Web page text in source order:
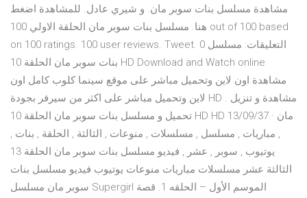
مشاهدة مسلسل بنات سوبر مان. و شيري عادل. للمشاهدة اضغط
هنا. مسلسل بنات سوبر مان الحلقة الاولي 100 out of 100 based
on 100 ratings. 100 user reviews. Tweet. 0 التعليقات: مسلسل
بنات سوبر مان الحلقة 10 HD Download and Watch online
مشاهدة اون لاين وتحميل مباشر على موقع سينما كلوب كامل اون
لاين وتحميل مباشر على اكثر من سيرفر بجودة HD مشاهدة و تنزيل .
تحميل و مسلسل بنات سوبر مان الحلقة 10 HD HD 13/09/37 · مان
, مباريات , مسلسل , مسلسلات , منوعات , الثالثة , الحلقة , بنات ,
يوتيوب , سوبر , عشر , فيديو مسلسل بنات سوبر مان الحلقة 13
الثالثة عشر مسلسلات مباريات منوعات يوتيوب فيديو مسلسل بنات
سوبر مان مسلسل Supergirl الموسم الأول – الحلقه 1. قصة